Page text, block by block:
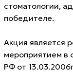
стоматологии,
победителе.
Акция является
мероприятием в
РФ от